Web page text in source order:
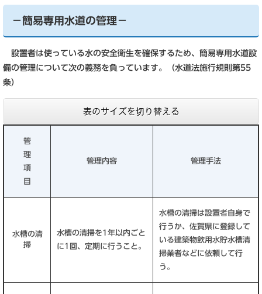
－簡易専用水道の管理－
設置者は使っている水の安全衛生を確保するため、簡易専用水道設
備の管理について次の義務を負っています。（水道法施行規則第55
条）
表のサイズを切り替える
管
理
項
目
管理内容 管理手法
水槽の清
掃
水槽の清掃を1年以内ごと
に1回、定期に行うこと。
水槽の清掃は設置者自身で
行うか、佐賀県に登録して
いる建築物飲用水貯水槽清
掃業者などに依頼して行
う。